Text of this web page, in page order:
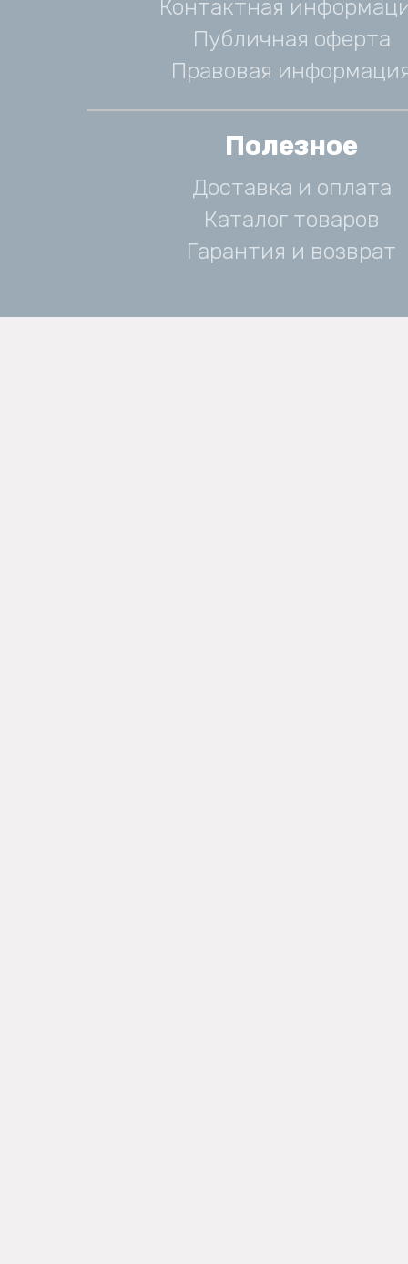
Контактная
Публичная оферта
Правовая
Полезное
Доставка и оплата
Каталог товаров
Гарантия и возврат